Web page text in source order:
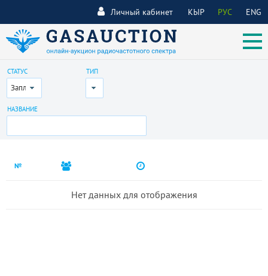
КЫР РУС ENG
Личный кабинет
СТАТУС
Запланирован
ТИП
Все
НАЗВАНИЕ
№
Нет данных для отображения